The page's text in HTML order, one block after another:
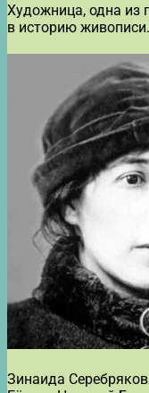
Художница, одна из
в историю живописи.
Зинаида